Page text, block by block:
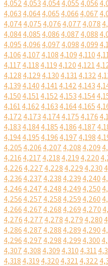
4,0524,0534,0544,0554,056
4,0634,0644,0654,0664,067
4,0744,0754,0764,0774,078
4,0844,0854,0864,0874,088
4,0954,0964,0974,0984,099
4,1064,1074,1084,1094,110
4,1174,1184,1194,1204,121
4,1284,1294,1304,1314,132
4,1394,1404,1414,1424,143
4,1504,1514,1524,1534,154
4,1614,1624,1634,1644,165
4,1724,1734,1744,1754,176
4,1834,1844,1854,1864,187
4,1944,1954,1964,1974,198
4,2054,2064,2074,2084,209
4,2164,2174,2184,2194,220
4,2264,2274,2284,2294,230
4,2364,2374,2384,2394,240
4,2464,2474,2484,2494,250
4,2564,2574,2584,2594,260
4,2664,2674,2684,2694,270
4,2764,2774,2784,2794,280
4,2864,2874,2884,2894,290
4,2964,2974,2984,2994,300
4,3074,3084,3094,3104,311
4,3184,3194,3204,3214,322